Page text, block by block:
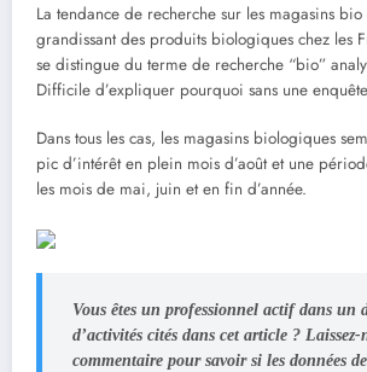
La tendance de recherche sur les magasins
grandissant des produits biologiques chez les
se distingue du terme de recherche “bio”
Difficile d’expliquer pourquoi sans une
Dans tous les cas, les magasins biologiques
pic d’intérêt en plein mois d’août et une
les mois de mai, juin et en fin d’année.
Vous êtes un professionnel actif dans un
d’activités cités dans cet article ? Laissez-
commentaire pour savoir si les données